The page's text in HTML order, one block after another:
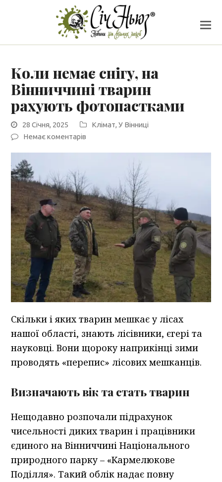
Коли немає снігу, на
Вінниччині тварин
рахують фотопастками
28 Січня, 2025 Клімат,У Вінниці
Немає коментарів
Скільки і яких тварин мешкає у лісах
нашої області, знають лісівники, єгері та
науковці. Вони щороку наприкінці зими
проводять «перепис» лісових мешканців.
Визначають вік та стать тварин
Нещодавно розпочали підрахунок
чисельності диких тварин і працівники
єдиного на Вінниччині Національного
природного парку – «Кармелюкове
Поділля». Такий облік надає повну